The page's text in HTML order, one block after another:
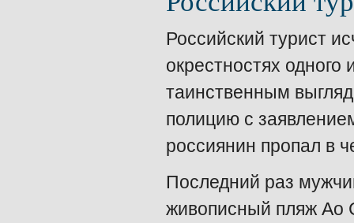
Российский турист
окрестностях
таинственным
полицию с
россиянин пропал в
Последний раз
живописный пляж